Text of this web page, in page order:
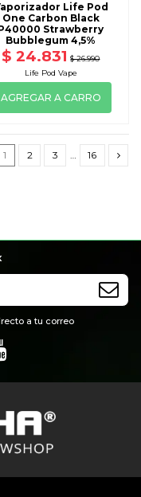
Life Pod
One Carbon Black
Strawberry
Bubblegum 4,5%
$ 24.831 $ 26.990
Life Pod Vape
AGREGAR A CARRO
1 2 3 16
a tu correo